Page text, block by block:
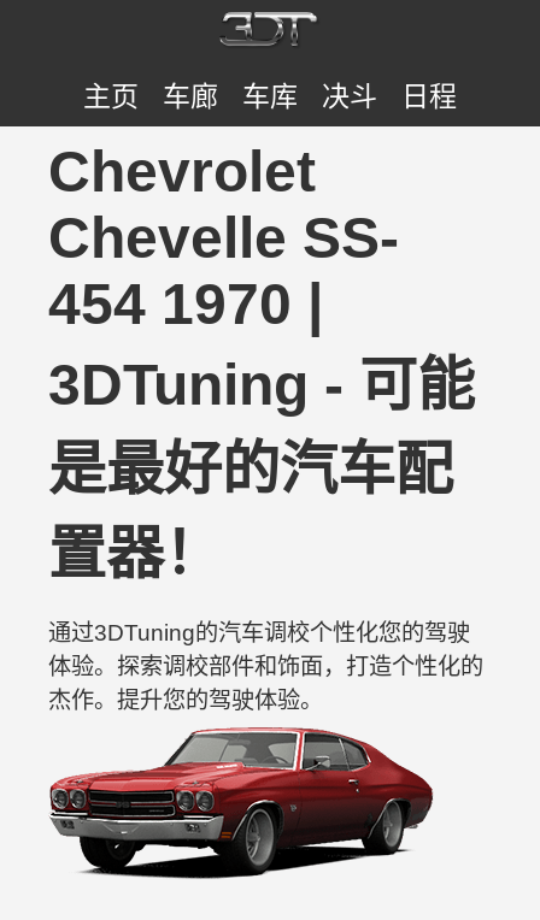
主页 车廊 车库 决斗 日程
Chevrolet
Chevelle SS-
454 1970 |
3DTuning - 可能
是最好的汽车配
置器！
通过3DTuning的汽车调校个性化您的驾驶
体验。探索调校部件和饰面，打造个性化的
杰作。提升您的驾驶体验。